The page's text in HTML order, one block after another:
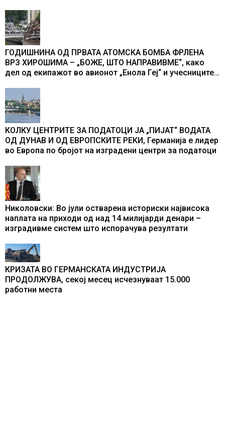
ГОДИШНИНА ОД ПРВАТА АТОМСКА БОМБА ФРЛЕНА
ВРЗ ХИРОШИМА – „БОЖЕ, ШТО НАПРАВИВМЕ“, како
дел од екипажот во авионот „Енола Геј“ и учесниците
промени текот на историјата
КОЛКУ ЦЕНТРИТЕ ЗА ПОДАТОЦИ ЈА „ПИЈАТ“ ВОДАТА
ОД ДУНАВ И ОД ЕВРОПСКИТЕ РЕКИ, Германија е лидер
во Европа по бројот на изградени центри за податоци
Николовски: Во јули остварена историски највисока
наплата на приходи од над 14 милијарди денари –
изградивме систем што испорачува резултати
КРИЗАТА ВО ГЕРМАНСКАТА ИНДУСТРИЈА
ПРОДОЛЖУВА, секој месец исчезнуваат 15.000
работни места